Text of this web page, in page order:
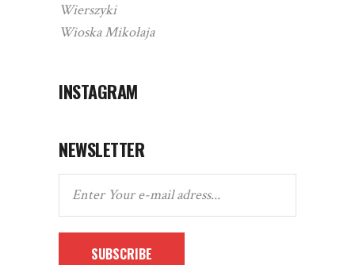
Wierszyki
Wioska Mikołaja
INSTAGRAM
NEWSLETTER
SUBSCRIBE